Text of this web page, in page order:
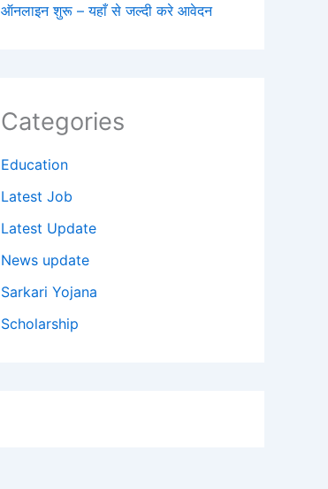
ऑनलाइन शुरू – यहाँ से जल्दी करे आवेदन
Categories
Education
Latest Job
Latest Update
News update
Sarkari Yojana
Scholarship